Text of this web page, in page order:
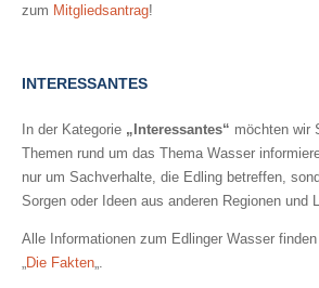
zum Mitgliedsantrag!
INTERESSANTES
In der Kategorie „Interessantes“ möchten wir
Themen rund um das Thema Wasser
nur um Sachverhalte, die Edling betreffen,
Sorgen oder Ideen aus anderen Regionen und
Alle Informationen zum Edlinger Wasser
Die Fakten